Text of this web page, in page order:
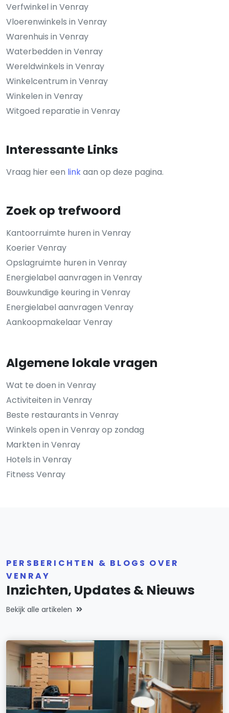
Verfwinkel in Venray
Vloerenwinkels in Venray
Warenhuis in Venray
Waterbedden in Venray
Wereldwinkels in Venray
Winkelcentrum in Venray
Winkelen in Venray
Witgoed reparatie in Venray
Interessante Links
Vraag hier een linkaan op deze pagina.
Zoek op trefwoord
Kantoorruimte huren in Venray
Koerier Venray
Opslagruimte huren in Venray
Energielabel aanvragen in Venray
Bouwkundige keuring in Venray
Energielabel aanvragen Venray
Aankoopmakelaar Venray
Algemene lokale vragen
Wat te doen in Venray
Activiteiten in Venray
Beste restaurants in Venray
Winkels open in Venray op zondag
Markten in Venray
Hotels in Venray
Fitness Venray
PERSBERICHTEN & BLOGS OVER
VENRAY
Inzichten, Updates & Nieuws
Bekijk alle artikelen